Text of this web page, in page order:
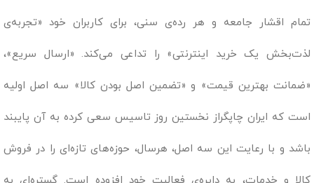
تمام اقشار جامعه و هر رده‌ی سنی، برای کاربران خود «تجربه‌ی
لذت‌بخش یک خرید اینترنتی» را تداعی می‌کند. «ارسال سریع»،
«ضمانت بهترین قیمت» و «تضمین اصل بودن کالا» سه اصل اولیه
است که ایران چاپگراز نخستین روز تاسیس سعی کرده به آن پایبند
باشد و با رعایت این سه اصل، هرسال، حوزه‌های تازه‌ای را در فروش